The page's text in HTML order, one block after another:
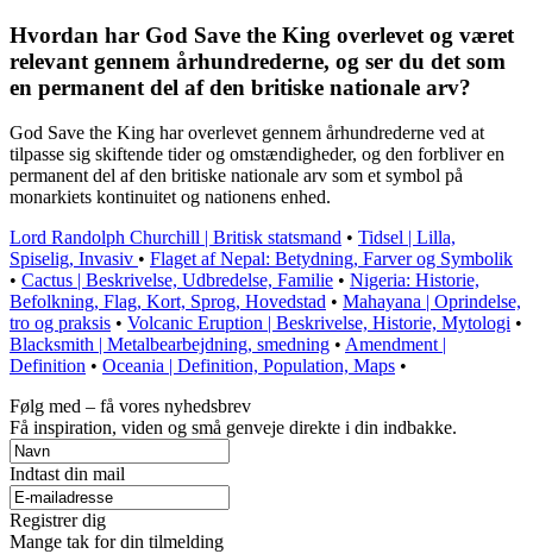
Hvordan har God Save the King overlevet og været
relevant gennem århundrederne, og ser du det som
en permanent del af den britiske nationale arv?
God Save the King har overlevet gennem århundrederne ved at
tilpasse sig skiftende tider og omstændigheder, og den forbliver en
permanent del af den britiske nationale arv som et symbol på
monarkiets kontinuitet og nationens enhed.
Lord Randolph Churchill | Britisk statsmand • Tidsel | Lilla,
Spiselig, Invasiv • Flaget af Nepal: Betydning, Farver og Symbolik
• Cactus | Beskrivelse, Udbredelse, Familie • Nigeria: Historie,
Befolkning, Flag, Kort, Sprog, Hovedstad • Mahayana | Oprindelse,
tro og praksis • Volcanic Eruption | Beskrivelse, Historie, Mytologi •
Blacksmith | Metalbearbejdning, smedning • Amendment |
Definition • Oceania | Definition, Population, Maps •
Følg med – få vores nyhedsbrev
Få inspiration, viden og små genveje direkte i din indbakke.
Indtast din mail
Registrer dig
Mange tak for din tilmelding